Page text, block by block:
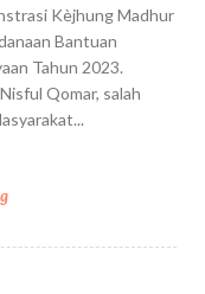
Kèjhung Madhur
Bantuan
Tahun 2023.
Qomar, salah
S
N